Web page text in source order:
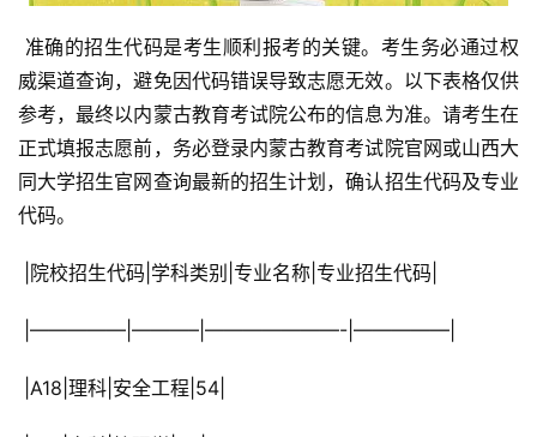
威渠道查询，避免因代码错误导致志愿无效。以下表格仅供
参考，最终以内蒙古教育考试院公布的信息为准。请考生在
正式填报志愿前，务必登录内蒙古教育考试院官网或山西大
同大学招生官网查询最新的招生计划，确认招生代码及专业
代码。
|院校招生代码|学科类别|专业名称|专业招生代码|
|—————|———–|———————-|—————|
|A18|理科|安全工程|54|